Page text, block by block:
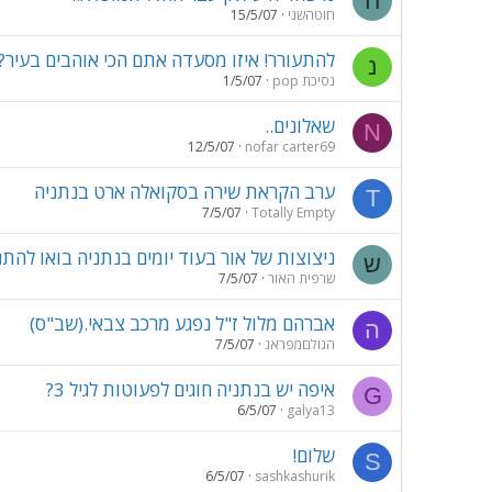
חוטהשני 15/5/07
נ להתעורר! איזו מסעדה אתם הכי אוהבים
נסיכת pop 1/5/07
N שאלונים..
nofar carter69
12/5/07
T ערב הקראת שירה בסקואלה ארט בנתניה
Totally Empty
7/5/07
ש ניצוצות של אור בעוד יומים בנתניה בואו
שרפית האור 7/5/07
ה אברהם מלול ז"ל נפגע מרכב צבאי.(שב"ס)
הגולםמפראג 7/5/07
G איפה יש בנתניה חוגים לפעוטות לגיל 3?
galya13
6/5/07
S שלום!
sashkashurik
6/5/07